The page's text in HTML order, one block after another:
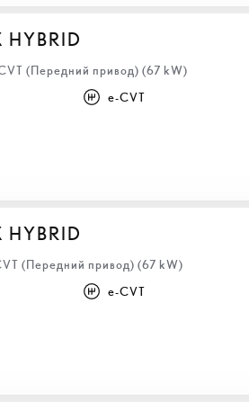
HYBRID
(Передний привод) (67 kW)
e-CVT
HYBRID
(Передний привод) (67 kW)
e-CVT